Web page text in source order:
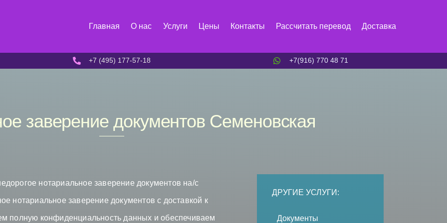
Главная О нас Услуги Цены Контакты Рассчитать перевод Доставка
+7 (495) 177-57-18 +7(916) 770 48 71
заверение документов Семеновская
нотариальное заверение документов на/с
нотариальное заверение документов с доставкой к
полную конфиденциальность данных и обеспечиваем
ДРУГИЕ УСЛУГИ:
Документы